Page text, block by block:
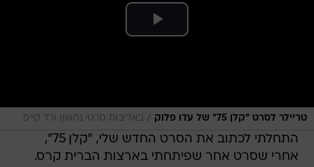
טריילר לסרט "קלן 75" של עדו פלוק / באדיבות סרטי נחשון ורד קייפ
התחלתי לכתוב את הסרט החדש שלי, "קלן 75",
אחרי שסרט אחר שפיתחתי בארצות הברית קרס.